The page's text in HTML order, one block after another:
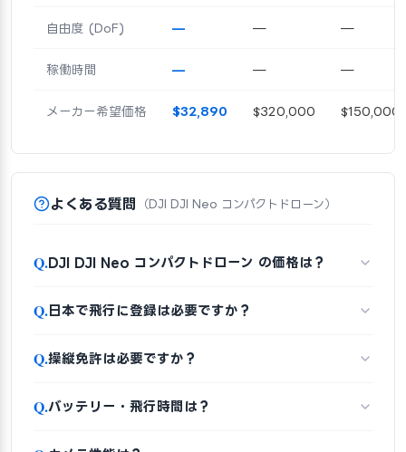
自由度 (DoF) — — —
稼働時間 — — —
メーカー希望価格 $32,890 $320,000 $150,000
よくある質問 （DJI DJI Neo コンパクトドローン）
Q.DJI DJI Neo コンパクトドローン の価格は？
Q.日本で飛行に登録は必要ですか？
Q.操縦免許は必要ですか？
Q.バッテリー・飛行時間は？